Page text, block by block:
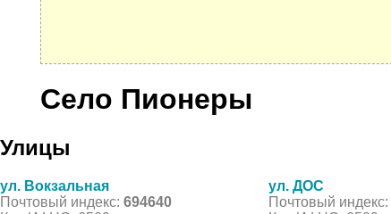
Село Пионеры
Улицы
ул. Вокзальная
Почтовый индекс: 694640
ул. ДОС
Почтовый индекс: